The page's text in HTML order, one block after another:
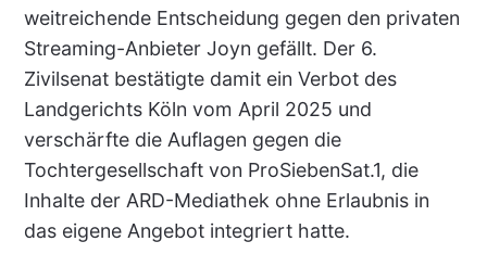
weitreichende Entscheidung gegen den privaten
Streaming-Anbieter Joyn gefällt. Der 6.
Zivilsenat bestätigte damit ein Verbot des
Landgerichts Köln vom April 2025 und
verschärfte die Auflagen gegen die
Tochtergesellschaft von ProSiebenSat.1, die
Inhalte der ARD-Mediathek ohne Erlaubnis in
das eigene Angebot integriert hatte.